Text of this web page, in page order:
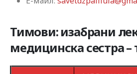
Тимови: изабрани
медицинска сестра –